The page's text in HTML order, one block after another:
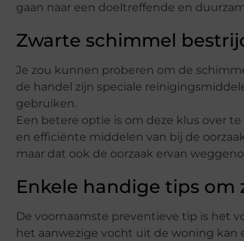
gaan naar een doeltreffende en
Zwarte schimmel
Je zou kunnen proberen om de
de handel zijn speciale
gebruiken.
Een betere optie is om deze klus over
en efficiënte middelen van bij de
maar dat ook de oorzaak ervan
Enkele handige tips
De voornaamste preventieve tip is het
het aanwezige vocht uit de woning